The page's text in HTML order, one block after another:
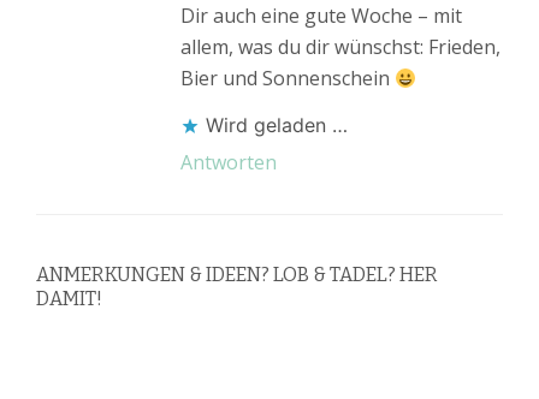
Dir auch eine gute Woche – mit
allem, was du dir wünschst: Frieden,
Bier und Sonnenschein
Wird geladen …
Antworten
ANMERKUNGEN & IDEEN? LOB & TADEL? HER
DAMIT!